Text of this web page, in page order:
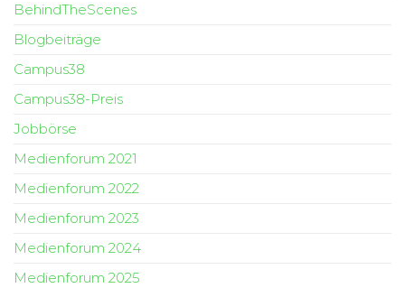
BehindTheScenes
Blogbeiträge
Campus38
Campus38-Preis
Jobbörse
Medienforum 2021
Medienforum 2022
Medienforum 2023
Medienforum 2024
Medienforum 2025